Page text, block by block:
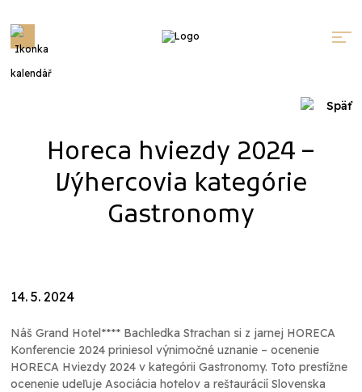
Späť
Horeca hviezdy 2024 –
Výhercovia kategórie
Gastronomy
14. 5. 2024
Náš Grand Hotel**** Bachledka Strachan si z jarnej HORECA
Konferencie 2024 priniesol výnimočné uznanie – ocenenie
HORECA Hviezdy 2024 v kategórii Gastronomy. Toto prestížne
ocenenie udeľuje Asociácia hotelov a reštaurácií Slovenska